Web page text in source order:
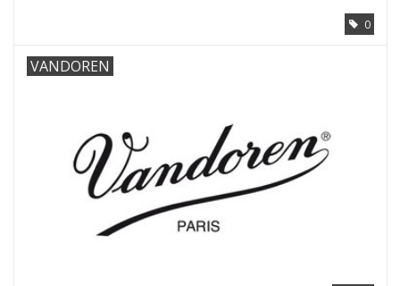
0
VANDOREN